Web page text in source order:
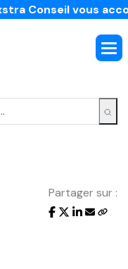
Conseil vous
Partager sur :